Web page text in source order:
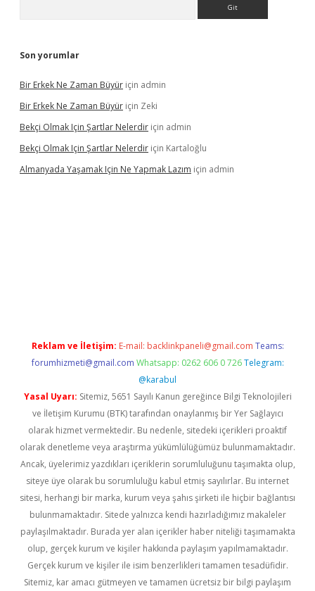
Son yorumlar
Bir Erkek Ne Zaman Büyür için admin
Bir Erkek Ne Zaman Büyür için Zeki
Bekçi Olmak Için Şartlar Nelerdir için admin
Bekçi Olmak Için Şartlar Nelerdir için Kartaloğlu
Almanyada Yaşamak Için Ne Yapmak Lazım için admin
Reklam ve İletişim: E-mail: backlinkpaneli@gmail.com Teams:
forumhizmeti@gmail.com Whatsapp: 0262 606 0 726 Telegram:
@karabul
Yasal Uyarı: Sitemiz, 5651 Sayılı Kanun gereğince Bilgi Teknolojileri
ve İletişim Kurumu (BTK) tarafından onaylanmış bir Yer Sağlayıcı
olarak hizmet vermektedir. Bu nedenle, sitedeki içerikleri proaktif
olarak denetleme veya araştırma yükümlülüğümüz bulunmamaktadır.
Ancak, üyelerimiz yazdıkları içeriklerin sorumluluğunu taşımakta olup,
siteye üye olarak bu sorumluluğu kabul etmiş sayılırlar. Bu internet
sitesi, herhangi bir marka, kurum veya şahıs şirketi ile hiçbir bağlantısı
bulunmamaktadır. Sitede yalnızca kendi hazırladığımız makaleler
paylaşılmaktadır. Burada yer alan içerikler haber niteliği taşımamakta
olup, gerçek kurum ve kişiler hakkında paylaşım yapılmamaktadır.
Gerçek kurum ve kişiler ile isim benzerlikleri tamamen tesadüfidir.
Sitemiz, kar amacı gütmeyen ve tamamen ücretsiz bir bilgi paylaşım